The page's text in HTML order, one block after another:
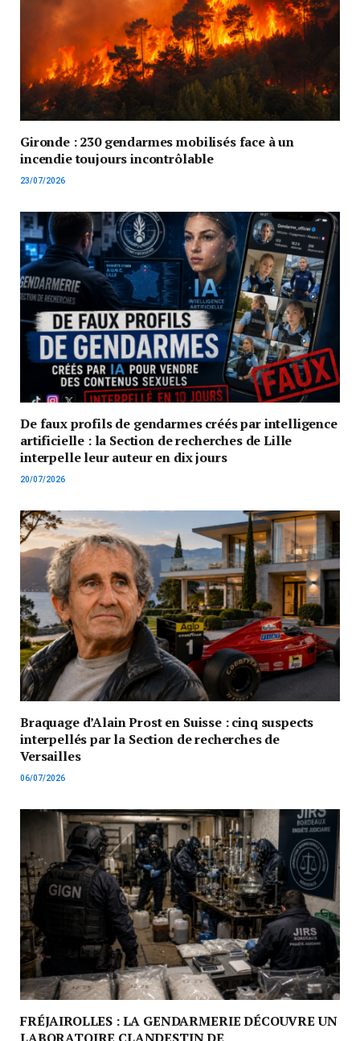
Gironde : 230 gendarmes mobilisés face à un
incendie toujours incontrôlable
23/07/2026
De faux profils de gendarmes créés par intelligence
artificielle : la Section de recherches de Lille
interpelle leur auteur en dix jours
20/07/2026
Braquage d’Alain Prost en Suisse : cinq suspects
interpellés par la Section de recherches de
Versailles
06/07/2026
FRÉJAIROLLES : LA GENDARMERIE DÉCOUVRE UN